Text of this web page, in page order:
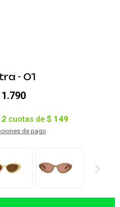
- 01
1.790
cuotas de $ 149
de pago